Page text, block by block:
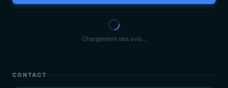
Chargement des avis...
CONTACT